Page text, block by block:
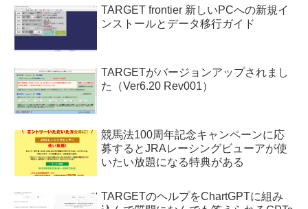
TARGET frontier 新しいPCへの新規イ
ンストールとデータ移行ガイド
TARGETがバージョンアップされまし
た（Ver6.20 Rev001）
競馬法100周年記念キャンペーンに応
募するとJRAレーシングビューアが使
いたい放題になる特典がある
TARGETのヘルプをChartGPTに組み